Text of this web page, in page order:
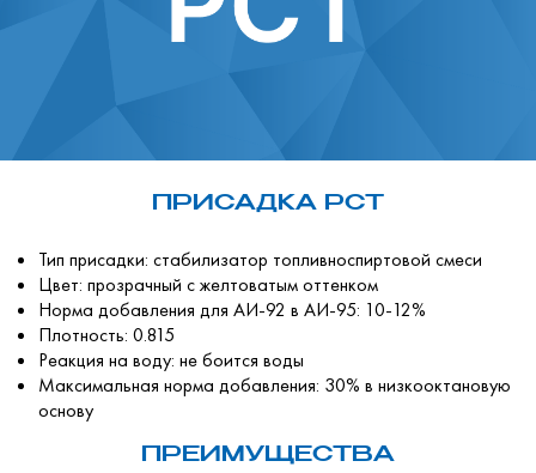
ПРИСАДКА РСТ
Тип присадки: стабилизатор топливноспиртовой смеси
Цвет: прозрачный с желтоватым оттенком
Норма добавления для АИ-92 в АИ-95: 10-12%
Плотность: 0.815
Реакция на воду: не боится воды
Максимальная норма добавления: 30% в низкооктановую
основу
ПРЕИМУЩЕСТВА